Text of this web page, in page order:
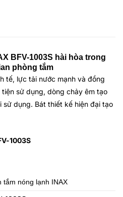
BFV-1003S hài hòa trong
phòng tắm
tế, lực tải nước mạnh và đồng
sử dụng, dòng chảy êm tạo
sử dụng. Bát thiết kế hiện đại tạo
1003S
tắm nóng lạnh INAX